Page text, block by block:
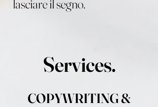
lasciare il segno.
Services.
COPYWRITING &